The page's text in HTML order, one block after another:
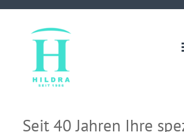
Seit 40 Jahren Ihre